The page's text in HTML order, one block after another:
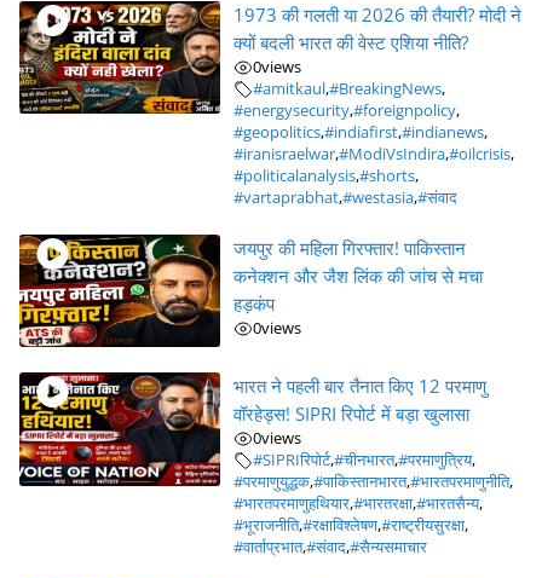
1973 की गलती या 2026 की तैयारी? मोदी ने
क्यों बदली भारत की वेस्ट एशिया नीति?
0views
#amitkaul,#BreakingNews,
#energysecurity,#foreignpolicy,
#geopolitics,#indiafirst,#indianews,
#iranisraelwar,#ModiVsIndira,#oilcrisis,
#politicalanalysis,#shorts,
#vartaprabhat,#westasia,#संवाद
जयपुर की महिला गिरफ्तार! पाकिस्तान
कनेक्शन और जैश लिंक की जांच से मचा
हड़कंप
0views
भारत ने पहली बार तैनात किए 12 परमाणु
वॉरहेड्स! SIPRI रिपोर्ट में बड़ा खुलासा
0views
#SIPRIरिपोर्ट,#चीनभारत,#परमाणुत्रिय,
#परमाणुयुद्धक,#पाकिस्तानभारत,#भारतपरमाणुनीति,
#भारतपरमाणुहथियार,#भारतरक्षा,#भारतसैन्य,
#भूराजनीति,#रक्षाविश्लेषण,#राष्ट्रीयसुरक्षा,
#वार्ताप्रभात,#संवाद,#सैन्यसमाचार